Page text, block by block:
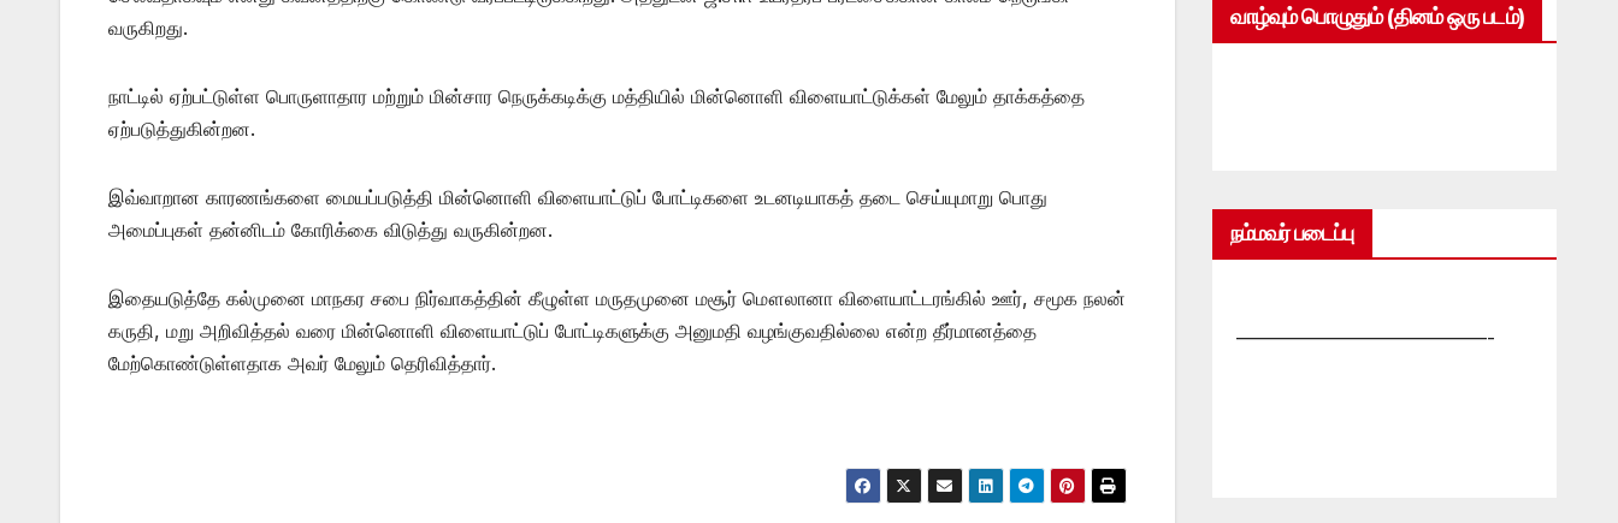
வருகிறது.
நாட்டில் ஏற்பட்டுள்ள பொருளாதார மற்றும் மின்சார நெருக்கடிக்கு மத்தியில் மின்னொளி விளையாட்டுக்கள் மேலும் தாக்கத்தை
ஏற்படுத்துகின்றன.
இவ்வாறான காரணங்களை மையப்படுத்தி மின்னொளி விளையாட்டுப் போட்டிகளை உடனடியாகத் தடை செய்யுமாறு பொது
அமைப்புகள் தன்னிடம் கோரிக்கை விடுத்து வருகின்றன.
இதையடுத்தே கல்முனை மாநகர சபை நிர்வாகத்தின் கீழுள்ள மருதமுனை மசூர் மௌலானா விளையாட்டரங்கில் ஊர், சமூக நலன்
கருதி, மறு அறிவித்தல் வரை மின்னொளி விளையாட்டுப் போட்டிகளுக்கு அனுமதி வழங்குவதில்லை என்ற தீர்மானத்தை
மேற்கொண்டுள்ளதாக அவர் மேலும் தெரிவித்தார்.
வாழ்வும் பொழுதும் (தினம் ஒரு படம்)
நம்மவர் படைப்பு
—————————————-